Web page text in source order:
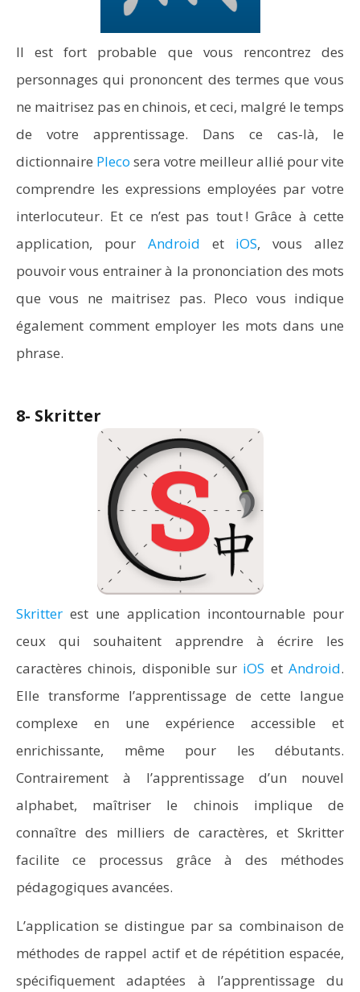
Il est fort probable que vous rencontrez des
personnages qui prononcent des termes que vous
ne maitrisez pas en chinois, et ceci, malgré le temps
de votre apprentissage. Dans ce cas-là, le
dictionnaire Pleco sera votre meilleur allié pour vite
comprendre les expressions employées par votre
interlocuteur. Et ce n’est pas tout ! Grâce à cette
application, pour Android et iOS, vous allez
pouvoir vous entrainer à la prononciation des mots
que vous ne maitrisez pas. Pleco vous indique
également comment employer les mots dans une
phrase.
8- Skritter
Skritter est une application incontournable pour
ceux qui souhaitent apprendre à écrire les
caractères chinois, disponible sur iOS etAndroid.
Elle transforme l’apprentissage de cette langue
complexe en une expérience accessible et
enrichissante, même pour les débutants.
Contrairement à l’apprentissage d’un nouvel
alphabet, maîtriser le chinois implique de
connaître des milliers de caractères, et Skritter
facilite ce processus grâce à des méthodes
pédagogiques avancées.
L’application se distingue par sa combinaison de
méthodes de rappel actif et de répétition espacée,
spécifiquement adaptées à l’apprentissage du